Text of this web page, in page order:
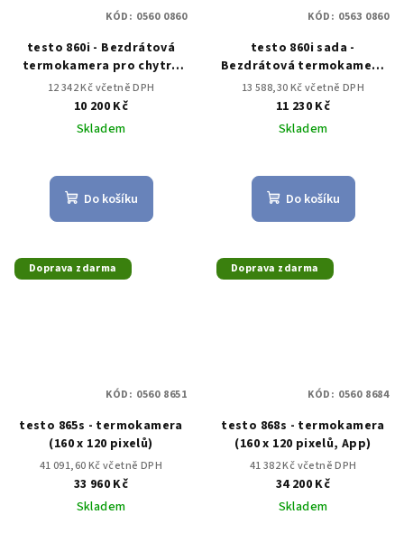
testo 860i - Bezdrátová
termokamera pro chytré
telefony
12 342 Kč včetně DPH
10 200 Kč
Skladem
Do košíku
KÓD: 0560 0860
testo 860i sada -
Bezdrátová termokamera
pro chytré telefony
13 588,30 Kč včetně DPH
11 230 Kč
Skladem
Do košíku
KÓD: 0563 0860
Doprava zdarma
testo 865s - termokamera
(160 x 120 pixelů)
41 091,60 Kč včetně DPH
33 960 Kč
Skladem
KÓD: 0560 8651
Doprava zdarma
testo 868s - termokamera
(160 x 120 pixelů, App)
41 382 Kč včetně DPH
34 200 Kč
Skladem
KÓD: 0560 8684